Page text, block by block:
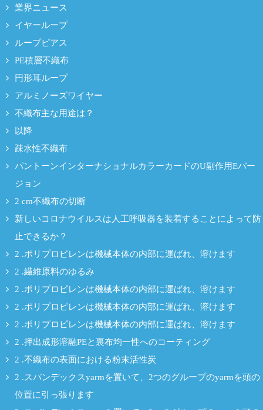
業界ニュース
イヤーループ
ループピアス
PE積層不織布
円形耳ループ
アルミノーズワイヤー
不織布主な用途は？
以降
疎水性不織布
パントーンインターナショナルカラーカードのU副作用Eバー
ジョン
2 cm不織布の切断
新しいコロナウイルスは人工呼吸器を装着することによって防
止できるか？
2 .ポリプロピレンは機械本体の内部に運ばれ、溶けます
2 .繊維原料のゆるみ
2 .ポリプロピレンは機械本体の内部に運ばれ、溶けます
2 .ポリプロピレンは機械本体の内部に運ばれ、溶けます
2 .ポリプロピレンは機械本体の内部に運ばれ、溶けます
2 .押出成形溶融PEと裏布均一性へのコーティング
2 .不織布の表面における粉末活性炭
2 .スパンデックスyarmを置いて、2つのグループのyarmを頭の
位置に引っ張ります